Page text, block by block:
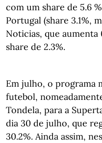
com um share de 5.6
Portugal (share 3.1%,
Noticias, que aumenta
share de 2.3%.
Em julho, o programa
futebol,
Tondela, para a
dia 30 de julho, que
30.2%. Ainda assim,